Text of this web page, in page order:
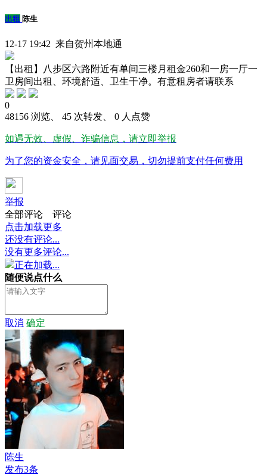
出租 陈生
12-17 19:42 来自贺州本地通
【出租】八步区六路附近有单间三楼月租金260和一房一厅一
卫房间出租、环境舒适、卫生干净。有意租房者请联系
0
48156 浏览、 45 次转发、 0 人点赞
如遇无效、虚假、诈骗信息，请立即举报
为了您的资金安全，请见面交易，切勿提前支付任何费用
举报
全部评论
评论
点击加载更多
还没有评论...
没有更多评论...
正在加载...
随便说点什么
取消 确定
陈生
发布3条